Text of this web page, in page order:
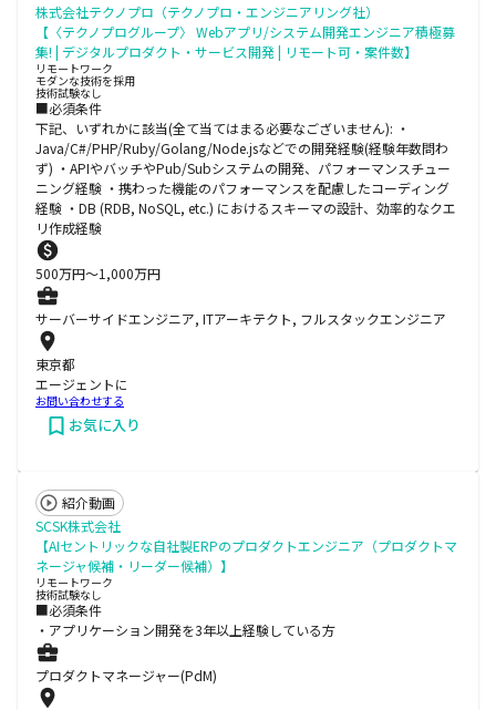
株式会社テクノプロ（テクノプロ・エンジニアリング社）
【〈テクノプログループ〉 Webアプリ/システム開発エンジニア積極募
集! | デジタルプロダクト・サービス開発 | リモート可・案件数】
リモートワーク
モダンな技術を採用
技術試験なし
■必須条件
下記、いずれかに該当(全て当てはまる必要なございません): ・
Java/C#/PHP/Ruby/Golang/Node.jsなどでの開発経験(経験年数問わ
ず) ・APIやバッチやPub/Subシステムの開発、パフォーマンスチュー
ニング経験 ・携わった機能のパフォーマンスを配慮したコーディング
経験 ・DB (RDB, NoSQL, etc.) におけるスキーマの設計、効率的なクエ
リ作成経験
500万円〜1,000万円
サーバーサイドエンジニア, ITアーキテクト, フルスタックエンジニア
東京都
エージェントに
お問い合わせする
お気に入り
紹介動画
SCSK株式会社
【AIセントリックな自社製ERPのプロダクトエンジニア（プロダクトマ
ネージャ候補・リーダー候補）】
リモートワーク
技術試験なし
■必須条件
・アプリケーション開発を3年以上経験している方
プロダクトマネージャー(PdM)